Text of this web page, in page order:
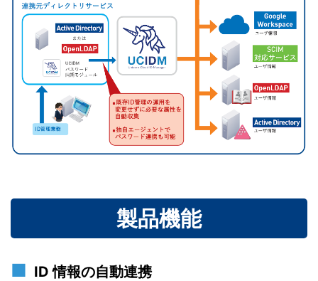
製品機能
ID 情報の自動連携